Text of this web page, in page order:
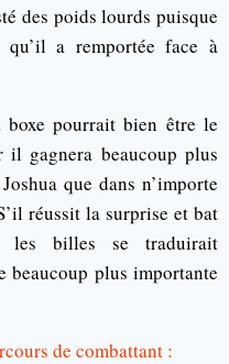
des poids lourds puisque
a remportée face à
pourrait bien être le
gagnera beaucoup plus
que dans n’importe
réussit la surprise et bat
les billes se traduirait
beaucoup plus importante
de combattant :